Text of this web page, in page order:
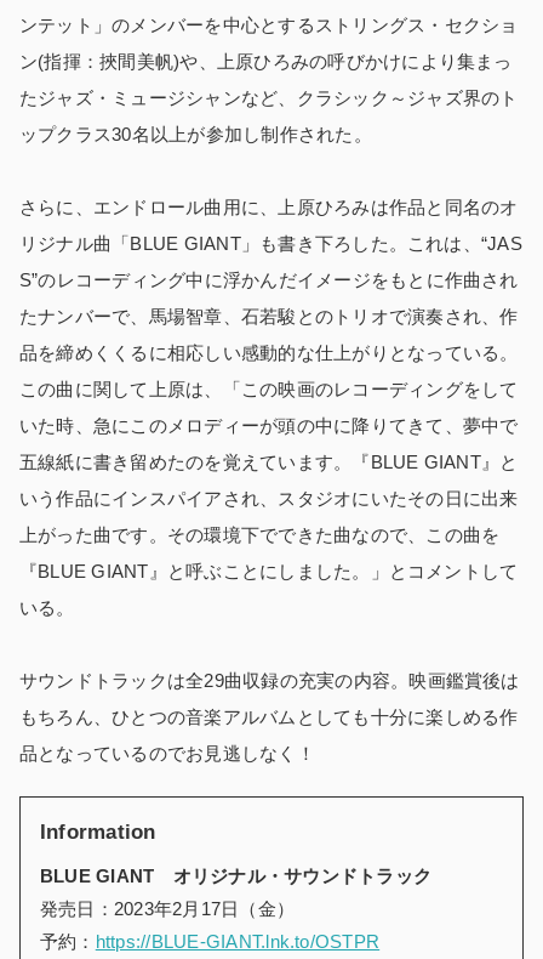
ンテット」のメンバーを中心とするストリングス・セクショ
ン(指揮：挾間美帆)や、上原ひろみの呼びかけにより集まっ
たジャズ・ミュージシャンなど、クラシック～ジャズ界のト
ップクラス30名以上が参加し制作された。
さらに、エンドロール曲用に、上原ひろみは作品と同名のオ
リジナル曲「BLUE GIANT」も書き下ろした。これは、“JAS
S”のレコーディング中に浮かんだイメージをもとに作曲され
たナンバーで、馬場智章、石若駿とのトリオで演奏され、作
品を締めくくるに相応しい感動的な仕上がりとなっている。
この曲に関して上原は、「この映画のレコーディングをして
いた時、急にこのメロディーが頭の中に降りてきて、夢中で
五線紙に書き留めたのを覚えています。『BLUE GIANT』と
いう作品にインスパイアされ、スタジオにいたその日に出来
上がった曲です。その環境下でできた曲なので、この曲を
『BLUE GIANT』と呼ぶことにしました。」とコメントして
いる。
サウンドトラックは全29曲収録の充実の内容。映画鑑賞後は
もちろん、ひとつの音楽アルバムとしても十分に楽しめる作
品となっているのでお見逃しなく！
Information
BLUE GIANT オリジナル・サウンドトラック
発売日：2023年2月17日（金）
予約： https://BLUE-GIANT.lnk.to/OSTPR